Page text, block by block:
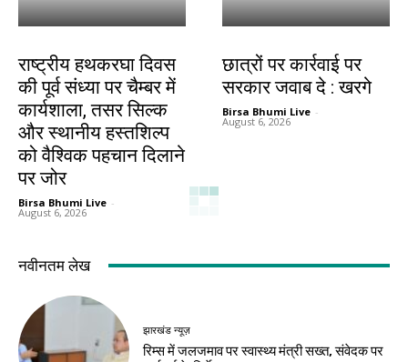
राष्ट्रीय हथकरघा दिवस
की पूर्व संध्या पर चैम्बर में
कार्यशाला, तसर सिल्क
और स्थानीय हस्तशिल्प
को वैश्विक पहचान दिलाने
पर जोर
Birsa Bhumi Live -
August 6, 2026
छात्रों पर कार्रवाई पर
सरकार जवाब दे : खरगे
Birsa Bhumi Live -
August 6, 2026
नवीनतम लेख
झारखंड न्यूज़
रिम्स में जलजमाव पर स्वास्थ्य मंत्री सख्त, संवेदक पर